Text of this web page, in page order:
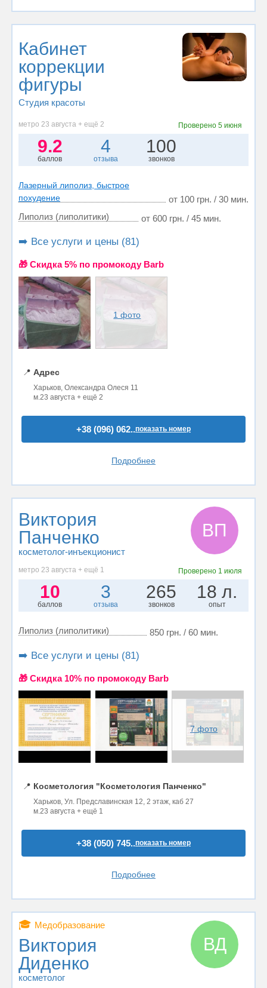
Кабинет
коррекции
фигуры
Студия красоты
метро 23 августа + ещё 2 Проверено5 июня
9.2
баллов
4
отзыва
100
звонков
Лазерный липолиз, быстрое
похудение
от 100 грн. / 30 мин.
Липолиз (липолитики)
от 600 грн. / 45 мин.
➡️ Все услуги и цены (81)
🎁 Cкидка 5% по промокоду Barb
1 фото
📍 Адрес
Харьков, Олександра Олеся 11
м.23 августа + ещё 2
+38 (096) 062..показать номер
Подробнее
Виктория
Панченко
косметолог-инъекционист
ВП
метро 23 августа + ещё 1 Проверено 1 июля
10
баллов
3
отзыва
265
звонков
18 л.
опыт
Липолиз (липолитики) 850 грн. / 60 мин.
➡️ Все услуги и цены (81)
🎁 Cкидка 10% по промокоду Barb
7 фото
📍 Косметология "Косметология Панченко"
Харьков, Ул. Предславинская 12, 2 этаж, каб 27
м.23 августа + ещё 1
+38 (050) 745..показать номер
Подробнее
🎓 Медобразование
Виктория
Диденко
косметолог
ВД